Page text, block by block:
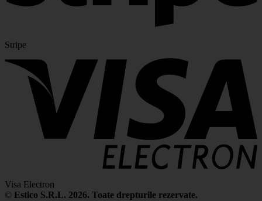
Stripe
Visa Electron
© Estico S.R.L. 2026. Toate drepturile rezervate.